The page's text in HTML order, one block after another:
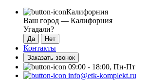
Калифорния
Ваш город — Калифорния
Угадали?
Контакты
Заказать звонок
09:00 - 18:00, Пн-Пт
info@etk-komplekt.ru